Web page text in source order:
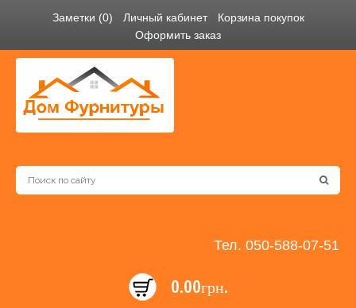
Заметки (0) Личный кабинет
Корзина покупок
Оформить заказ
Тел. 050-588-07-51
0.00грн.